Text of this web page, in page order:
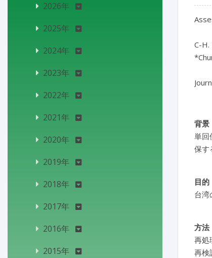
C-H.
背景
単回
保す
目的
台湾
方法
再処
再検
2026年
2025年
2024年
2023年
2022年
2021年
2020年
2019年
2018年
2017年
2016年
2015年